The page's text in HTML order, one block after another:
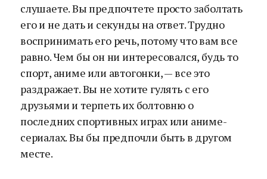
слушаете. Вы предпочтете просто заболтать
его и не дать и секунды на ответ. Трудно
воспринимать его речь, потому что вам все
равно. Чем бы он ни интересовался, будь то
спорт, аниме или автогонки, — все это
раздражает. Вы не хотите гулять с его
друзьями и терпеть их болтовню о
последних спортивных играх или аниме-
сериалах. Вы бы предпочли быть в другом
месте.